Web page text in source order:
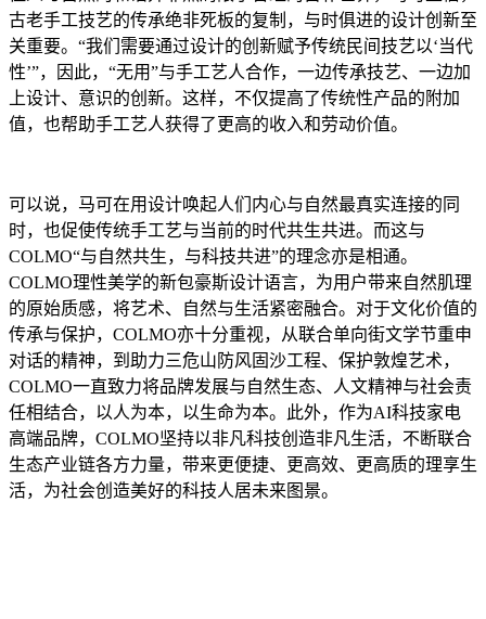
古老手工技艺的传承绝非死板的复制，与时俱进的设计创新至
关重要。“我们需要通过设计的创新赋予传统民间技艺以‘当代
性’”，因此，“无用”与手工艺人合作，一边传承技艺、一边加
上设计、意识的创新。这样，不仅提高了传统性产品的附加
值，也帮助手工艺人获得了更高的收入和劳动价值。
可以说，马可在用设计唤起人们内心与自然最真实连接的同
时，也促使传统手工艺与当前的时代共生共进。而这与
COLMO“与自然共生，与科技共进”的理念亦是相通。
COLMO理性美学的新包豪斯设计语言，为用户带来自然肌理
的原始质感，将艺术、自然与生活紧密融合。对于文化价值的
传承与保护，COLMO亦十分重视，从联合单向街文学节重申
对话的精神，到助力三危山防风固沙工程、保护敦煌艺术，
COLMO一直致力将品牌发展与自然生态、人文精神与社会责
任相结合，以人为本，以生命为本。此外，作为AI科技家电
高端品牌，COLMO坚持以非凡科技创造非凡生活，不断联合
生态产业链各方力量，带来更便捷、更高效、更高质的理享生
活，为社会创造美好的科技人居未来图景。